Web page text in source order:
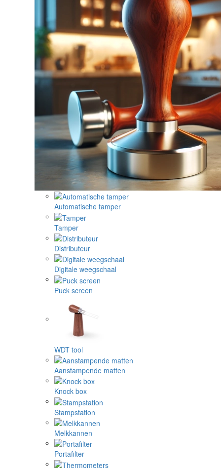
Automatische tamper
Tamper
Distributeur
Digitale weegschaal
Puck screen
WDT tool
Aanstampende matten
Knock box
Stampstation
Melkkannen
Portafilter